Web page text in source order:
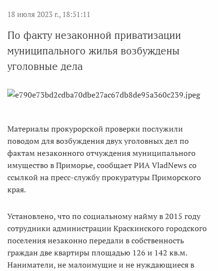
18 июля 2023 г., 18:51:11
По факту незаконной приватизации
муниципального жилья возбуждены
уголовные дела
Материалы прокурорской проверки послужили
поводом для возбуждения двух уголовных дел по
фактам незаконного отчуждения муниципального
имущество в Приморье, сообщает РИА VladNews со
ссылкой на пресс-службу прокуратуры Приморского
края.
Установлено, что по социальному найму в 2015 году
сотрудники администрации Краскинского городского
поселения незаконно передали в собственность
граждан две квартиры площадью 126 и 142 кв.м.
Наниматели, не малоимущие и не нуждающиеся в